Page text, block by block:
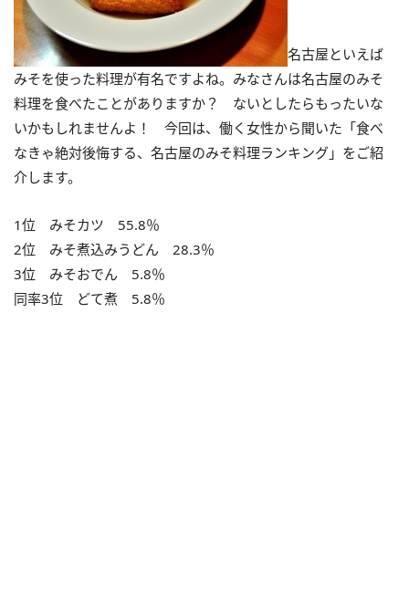
名古屋といえば
みそを使った料理が有名ですよね。みなさんは名古屋のみそ
料理を食べたことがありますか？ ないとしたらもったいな
いかもしれませんよ！ 今回は、働く女性から聞いた「食べ
なきゃ絶対後悔する、名古屋のみそ料理ランキング」をご紹
介します。
1位 みそカツ 55.8％
2位 みそ煮込みうどん 28.3％
3位 みそおでん 5.8％
同率3位 どて煮 5.8％